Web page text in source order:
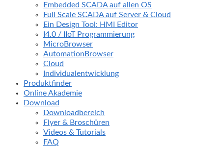
Embedded SCADA auf allen OS
Full Scale SCADA auf Server & Cloud
Ein Design Tool: HMI Editor
I4.0 / IIoT Programmierung
MicroBrowser
AutomationBrowser
Cloud
Individualentwicklung
Produktfinder
Online Akademie
Download
Downloadbereich
Flyer & Broschüren
Videos & Tutorials
FAQ